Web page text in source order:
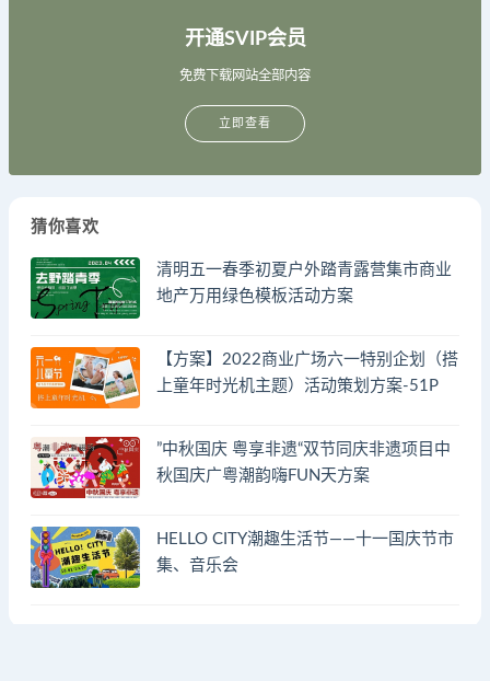
开通SVIP会员
免费下载网站全部内容
立即查看
猜你喜欢
清明五一春季初夏户外踏青露营集市商业
地产万用绿色模板活动方案
【方案】2022商业广场六一特别企划（搭
上童年时光机主题）活动策划方案-51P
”中秋国庆 粤享非遗“双节同庆非遗项目中
秋国庆广粤潮韵嗨FUN天方案
HELLO CITY潮趣生活节——十一国庆节市
集、音乐会